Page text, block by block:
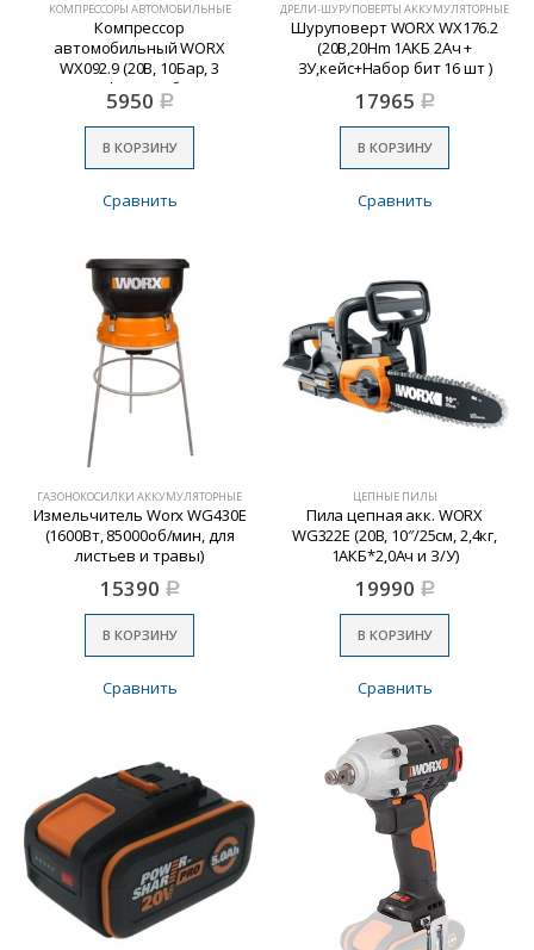
КОМПРЕССОРЫ АВТОМОБИЛЬНЫЕ
Компрессор
автомобильный WORX
WX092.9 (20В, 10Бар, 3
насадки, фонарь, без АКБ и
з/у)
5950 Р
В КОРЗИНУ
Сравнить
ДРЕЛИ-ШУРУПОВЕРТЫ АККУМУЛЯТОРНЫЕ
Шуруповерт WORX WX176.2
(20В,20Hm 1АКБ 2Ач +
ЗУ,кейс+Набор бит 16 шт )
17965 Р
В КОРЗИНУ
Сравнить
ГАЗОНОКОСИЛКИ АККУМУЛЯТОРНЫЕ
Измельчитель Worx WG430E
(1600Вт, 85000об/мин, для
листьев и травы)
15390 Р
В КОРЗИНУ
Сравнить
ЦЕПНЫЕ ПИЛЫ
Пила цепная акк. WORX
WG322E (20В, 10″/25см, 2,4кг,
1АКБ*2,0Ач и З/У)
19990 Р
В КОРЗИНУ
Сравнить